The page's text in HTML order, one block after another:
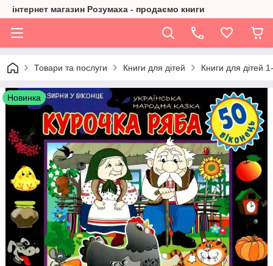
інтернет магазин Розумаха - продаємо книги
Товари та послуги Книги для дітей Книги для дітей
Новинка